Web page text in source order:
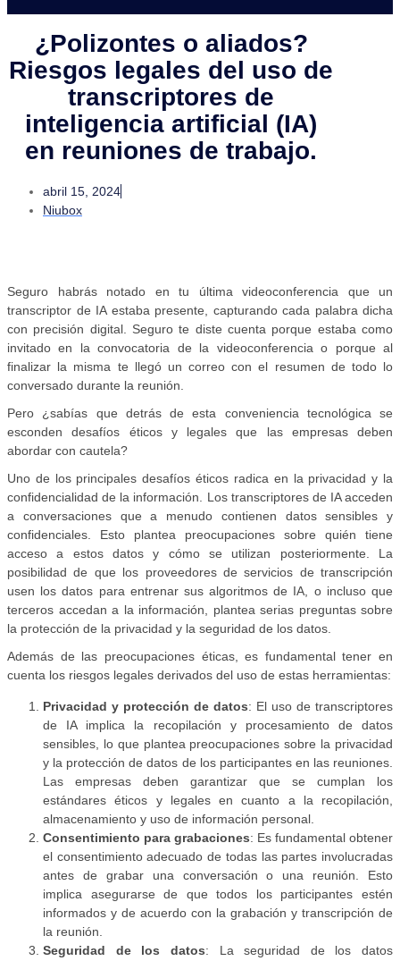
¿Polizontes o aliados?
Riesgos legales del uso de
transcriptores de
inteligencia artificial (IA)
en reuniones de trabajo.
abril 15, 2024
Niubox
Seguro habrás notado en tu última videoconferencia que un
transcriptor de IA estaba presente, capturando cada palabra dicha
con precisión digital. Seguro te diste cuenta porque estaba como
invitado en la convocatoria de la videoconferencia o porque al
finalizar la misma te llegó un correo con el resumen de todo lo
conversado durante la reunión.
Pero ¿sabías que detrás de esta conveniencia tecnológica se
esconden desafíos éticos y legales que las empresas deben
abordar con cautela?
Uno de los principales desafíos éticos radica en la privacidad y la
confidencialidad de la información. Los transcriptores de IA acceden
a conversaciones que a menudo contienen datos sensibles y
confidenciales. Esto plantea preocupaciones sobre quién tiene
acceso a estos datos y cómo se utilizan posteriormente. La
posibilidad de que los proveedores de servicios de transcripción
usen los datos para entrenar sus algoritmos de IA, o incluso que
terceros accedan a la información, plantea serias preguntas sobre
la protección de la privacidad y la seguridad de los datos.
Además de las preocupaciones éticas, es fundamental tener en
cuenta los riesgos legales derivados del uso de estas herramientas:
Privacidad y protección de datos: El uso de transcriptores
de IA implica la recopilación y procesamiento de datos
sensibles, lo que plantea preocupaciones sobre la privacidad
y la protección de datos de los participantes en las reuniones.
Las empresas deben garantizar que se cumplan los
estándares éticos y legales en cuanto a la recopilación,
almacenamiento y uso de información personal.
Consentimiento para grabaciones: Es fundamental obtener
el consentimiento adecuado de todas las partes involucradas
antes de grabar una conversación o una reunión. Esto
implica asegurarse de que todos los participantes estén
informados y de acuerdo con la grabación y transcripción de
la reunión.
Seguridad de los datos: La seguridad de los datos